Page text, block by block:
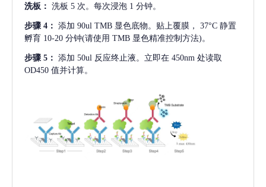
洗板： 洗板 5 次。每次浸泡 1 分钟。
步骤 4： 添加 90ul TMB 显色底物。贴上覆膜， 37°C 静置
孵育 10-20 分钟(请使用 TMB 显色精准控制方法)。
步骤 5： 添加 50ul 反应终止液。立即在 450nm 处读取
OD450 值并计算。